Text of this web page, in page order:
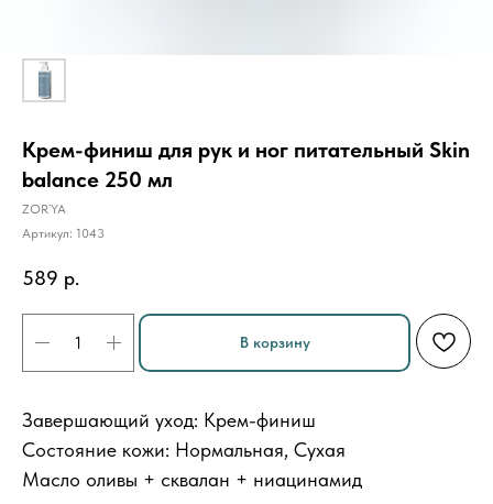
Крем-финиш для рук и ног питательный Skin
balance 250 мл
ZOR`YA
Артикул: 1043
589 р.
В корзину
Завершающий уход: Крем-финиш
Состояние кожи: Нормальная, Сухая
Масло оливы + сквалан + ниацинамид